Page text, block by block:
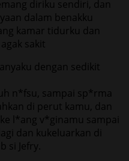
diriku sendiri, dan
dalam benakku
kamar tidurku dan
sakit
dengan sedikit
n*fsu, sampai sp*rma
di perut kamu, dan
l*ang v*ginamu sampai
dan kukeluarkan di
si Jefry.